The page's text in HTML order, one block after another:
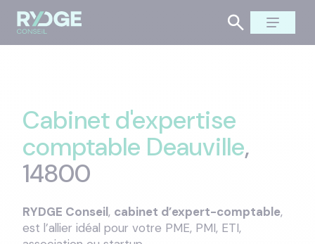
Cabinet d'expertise
comptable Deauville,
14800
RYDGE Conseil, cabinet d’expert-comptable,
est l’allier idéal pour votre PME, PMI, ETI,